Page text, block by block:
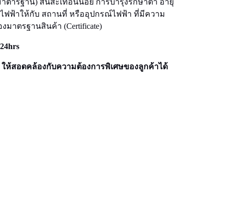
ตารฐาน) สั่นสะเทือนน้อย การบำรุงรักษาต่ำ อายุ
ฟฟ้าให้กับ สถานที่ หรืออุปกรณ์ไฟฟ้า ที่มีความ
าตรฐานสินค้า (Certificate)
สอดคล้องกับความต้องการพิเศษของลูกค้าได้